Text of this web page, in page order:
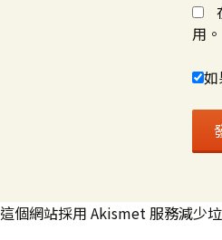
用。
這個網站採用 Akismet 服務減少